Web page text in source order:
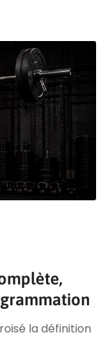
la définition